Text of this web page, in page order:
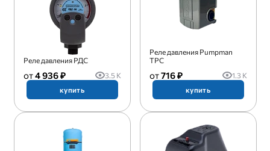
Реле давления РДС
4 936 ₽
3.5 K
купить
Реле давления Pumpman
TPC
716 ₽
1.3 K
купить